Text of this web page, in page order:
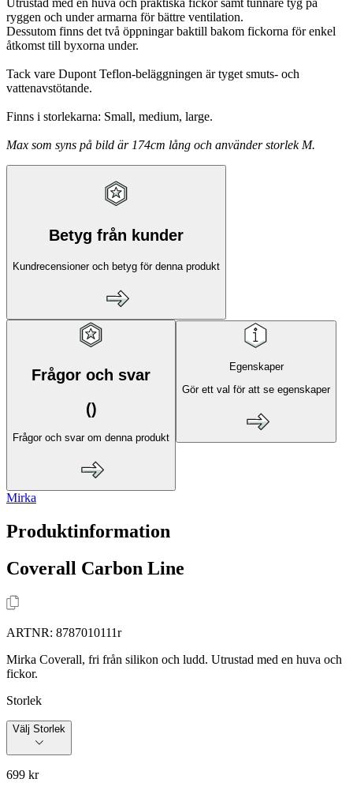
Utrustad med en huva och praktiska fickor samt tunnare tyg på
ryggen och under armarna för bättre ventilation.
Dessutom finns det två öppningar baktill bakom fickorna för enkel
åtkomst till byxorna under.
Tack vare Dupont Teflon-beläggningen är tyget smuts- och
vattenavstötande.
Finns i storlekarna: Small, medium, large.
Max som syns på bild är 174cm lång och använder storlek M.
Betyg från kunder
Kundrecensioner och betyg för denna produkt
Frågor och svar
()
Frågor och svar om denna produkt
Egenskaper
Gör ett val för att se egenskaper
Mirka
Produktinformation
Coverall Carbon Line
ARTNR: 8787010111r
Mirka Coverall, fri från silikon och ludd. Utrustad med en huva och
fickor.
Storlek
Välj Storlek
699 kr